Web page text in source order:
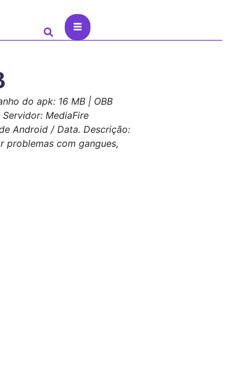
do apk: 16 MB | OBB
MediaFire
Android / Data. Descrição:
problemas com gangues,